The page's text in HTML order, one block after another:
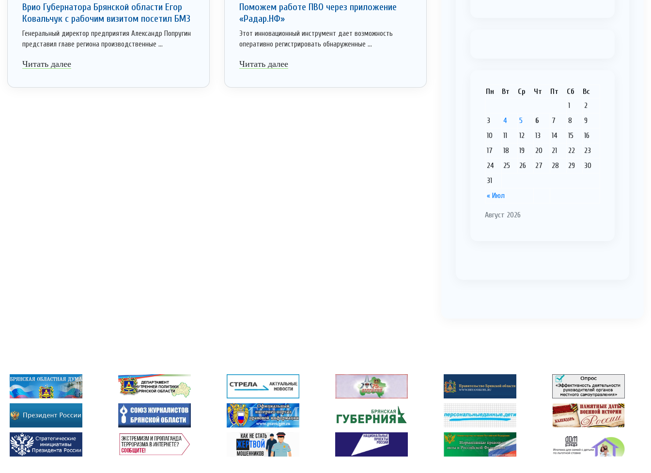
Врио Губернатора Брянской области Егор
Ковальчук с рабочим визитом посетил БМЗ
Генеральный директор предприятия Александр Попругин
представил главе региона производственные ...
Читать далее
Поможем работе ПВО через приложение
«Радар.НФ»
Этот инновационный инструмент дает возможность
оперативно регистрировать обнаруженные ...
Читать далее
Август 2026
Пн Вт Ср Чт Пт Сб Вс
« Июл
1
2
3
4 5 6 7 8
9
10
11 12 13 14 15
16
17
18 19 20 21 22
23
24
25 26 27 28 29
30
31